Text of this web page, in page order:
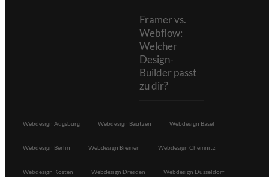
Framer vs.
Webflow:
Welcher
Design-
Builder passt
zu dir?
Webdesign Augsburg Webdesign Bautzen Webdesign Basel
Webdesign Berlin Webdesign Bremen Webdesign Chemnitz
Webdesign Kosten Webdesign Dresden Webdesign Düsseldorf